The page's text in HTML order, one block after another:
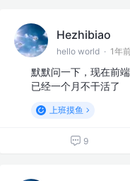
Hezhibiao
hello world · 1年
默默问一下，现在前
已经一个月不干活了
上班摸鱼
9